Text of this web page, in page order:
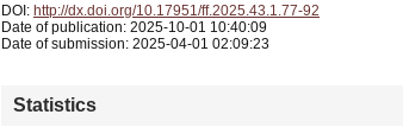
DOI: http://dx.doi.org/10.17951/ff.2025.43.1.77-92
Date of publication: 2025-10-01 10:40:09
Date of submission: 2025-04-01 02:09:23
Statistics